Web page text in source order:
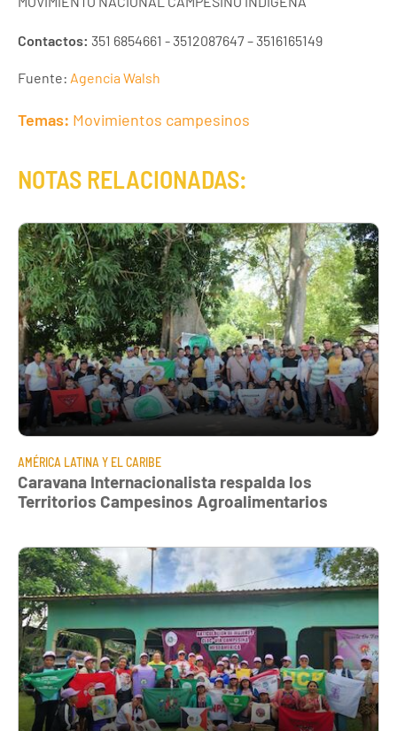
Contactos: 351 6854661 - 3512087647 – 3516165149
Fuente: Agencia Walsh
Temas: Movimientos campesinos
NOTAS RELACIONADAS:
AMÉRICA LATINA Y EL CARIBE
Caravana Internacionalista respalda los
Territorios Campesinos Agroalimentarios